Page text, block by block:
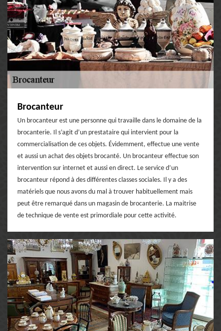
Brocanteur
Un brocanteur est une personne qui travaille dans le domaine de la
brocanterie. Il s’agit d’un prestataire qui intervient pour la
commercialisation de ces objets. Évidemment, effectue une vente
et aussi un achat des objets brocanté. Un brocanteur effectue son
intervention sur internet et aussi en direct. Le service d’un
brocanteur répond à des différentes classes sociales. Il y a des
matériels que nous avons du mal à trouver habituellement mais
peut être remarqué dans un magasin de brocanterie. La maitrise
de technique de vente est primordiale pour cette activité.